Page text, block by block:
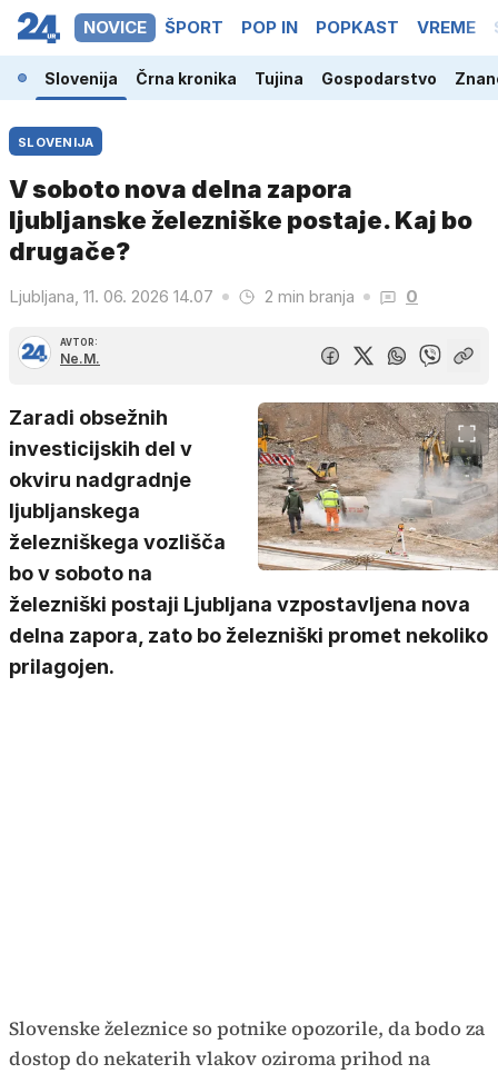
NOVICE ŠPORT POP IN POPKAST VREME
Slovenija Črna kronika Tujina Gospodarstvo
SLOVENIJA
V soboto nova delna zapora
ljubljanske železniške postaje. Kaj bo
drugače?
Ljubljana, 11. 06. 2026 14.07 2 min branja 0
AVTOR:
Ne.M.
Zaradi obsežnih
investicijskih del v
okviru nadgradnje
ljubljanskega
železniškega vozlišča
bo v soboto na
železniški postaji Ljubljana vzpostavljena nova
delna zapora, zato bo železniški promet nekoliko
prilagojen.
Slovenske železnice so potnike opozorile, da bodo za
dostop do nekaterih vlakov oziroma prihod na